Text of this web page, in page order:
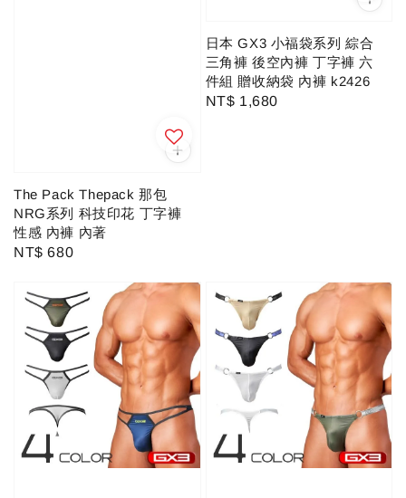
The Pack Thepack 那包
NRG系列 科技印花 丁字褲
性感 內褲 內著
Regular
NT$ 680
日本 GX3 小福袋系列 綜合
三角褲 後空內褲 丁字褲 六
件組 贈收納袋 內褲 k2426
Regular
NT$ 1,680